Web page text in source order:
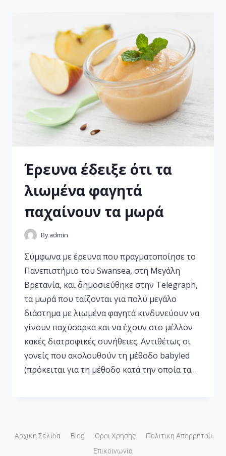
Έρευνα έδειξε ότι τα
λιωμένα φαγητά
παχαίνουν τα μωρά
By admin
Σύμφωνα με έρευνα που πραγματοποίησε το
Πανεπιστήμιο του Swansea, στη Μεγάλη
Βρετανία, και δημοσιεύθηκε στην Telegraph,
τα μωρά που ταΐζονται για πολύ μεγάλο
διάστημα με λιωμένα φαγητά κινδυνεύουν να
γίνουν παχύσαρκα και να έχουν στο μέλλον
κακές διατροφικές συνήθειες. Αντιθέτως οι
γονείς που ακολουθούν τη μέθοδο babyled
(πρόκειται για τη μέθοδο κατά την οποία τα…
Αρχική Σελίδα Blog Όροι Χρήσης
Πολιτική Απορρήτου
Επικοινωνία